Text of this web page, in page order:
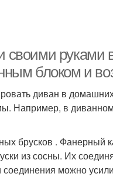
своими руками
блоком и
диван в
Например, в
брусков . Фанерный
из сосны. Их
можно